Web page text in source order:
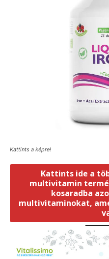
Kattints a képre!
Kattints ide a
multivitamin
kosaradba
multivitaminokat,